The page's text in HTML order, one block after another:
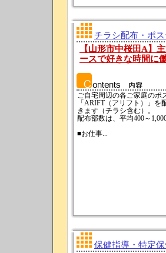
チラシ配布・ポ
【山形市中桜田A】
ースで好きな時間に
ご自宅周辺の各ご家庭のポ
「ARIFT（アリフト）」を
きます（チラシ含む）。
配布部数は、平均400～
■お仕事...
保健指導・特定